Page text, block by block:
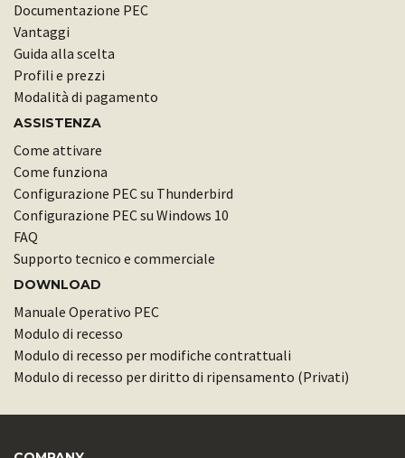
Documentazione PEC
Vantaggi
Guida alla scelta
Profili e prezzi
Modalità di pagamento
ASSISTENZA
Come attivare
Come funziona
Configurazione PEC su Thunderbird
Configurazione PEC su Windows 10
FAQ
Supporto tecnico e commerciale
DOWNLOAD
Manuale Operativo PEC
Modulo di recesso
Modulo di recesso per modifiche contrattuali
Modulo di recesso per diritto di ripensamento (Privati)